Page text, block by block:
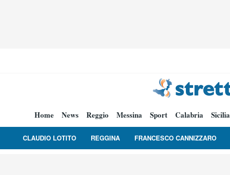
Home News Reggio Messina Sport Calabria Sicilia
CLAUDIO LOTITO REGGINA FRANCESCO CANNIZZARO